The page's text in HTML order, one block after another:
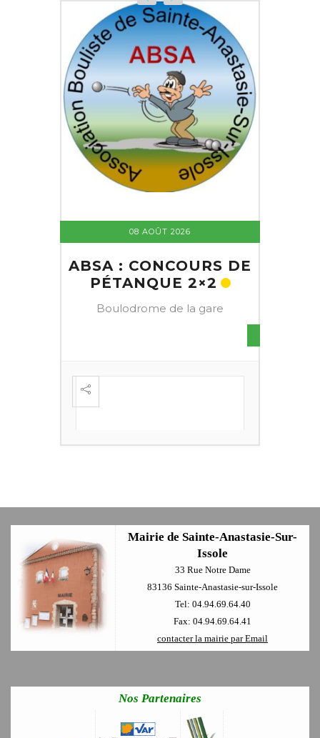
08 AOÛT 2026
ABSA : CONCOURS DE
PÉTANQUE 2×2
Boulodrome de la gare
Mairie de Sainte-Anastasie-Sur-
Issole
33 Rue Notre Dame
83136 Sainte-Anastasie-sur-Issole
Tel: 04.94.69.64.40
Fax: 04.94.69.64.41
contacter la mairie par Email
Nos Partenaires